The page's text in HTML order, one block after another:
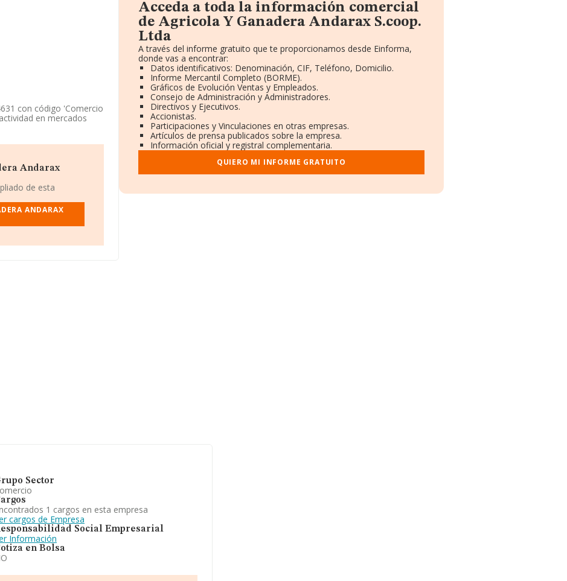
con código 'Comercio
en mercados
, con número de
17.576 compañías, en el
de euros y la
de ventas. Como
años desde la
Andarax
de esta
ANDARAX
Acceda a toda la información comercial
de Agricola Y Ganadera Andarax S.coop.
Ltda
A través del informe gratuito que te proporcionamos desde Einforma,
donde vas a encontrar:
Datos identificativos: Denominación, CIF, Teléfono, Domicilio.
Informe Mercantil Completo (BORME).
Gráficos de Evolución Ventas y Empleados.
Consejo de Administración y Administradores.
Directivos y Ejecutivos.
Accionistas.
Participaciones y Vinculaciones en otras empresas.
Artículos de prensa publicados sobre la empresa.
Información oficial y registral complementaria.
QUIERO MI INFORME GRATUITO
Sector
1 cargos en esta empresa
cargos de Empresa
Social Empresarial
Información
en Bolsa